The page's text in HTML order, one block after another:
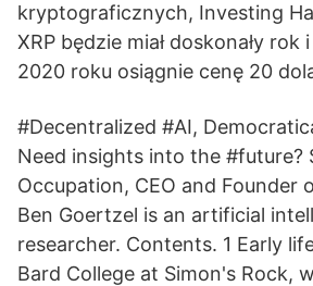
kryptograficznych, Investing
XRP będzie miał doskonały rok
2020 roku osiągnie cenę 20
#Decentralized #AI,
Need insights into the #future?
Occupation, CEO and Founder
Ben Goertzel is an artificial
researcher. Contents. 1 Early
Bard College at Simon's Rock,